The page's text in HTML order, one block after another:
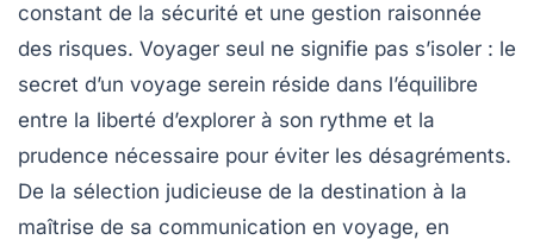
constant de la sécurité et une gestion raisonnée
des risques. Voyager seul ne signifie pas s’isoler : le
secret d’un voyage serein réside dans l’équilibre
entre la liberté d’explorer à son rythme et la
prudence nécessaire pour éviter les désagréments.
De la sélection judicieuse de la destination à la
maîtrise de sa communication en voyage, en